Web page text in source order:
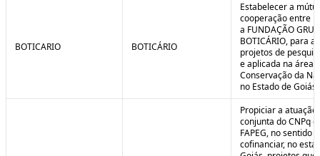
BOTICARIO BOTICÁRIO
Estabelecer a
cooperação entre
a FUNDAÇÃO
BOTICÁRIO, para
projetos de
e aplicada na área
Conservação da
no Estado de Goiás.
Propiciar a atuação
conjunta do CNPq e
FAPEG, no sentido
cofinanciar, no